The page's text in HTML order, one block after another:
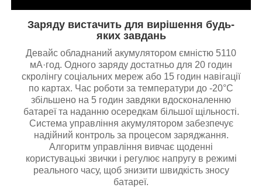
Заряду вистачить для вирішення будь-
яких завдань
Девайс обладнаний акумулятором ємністю 5110
мА·год. Одного заряду достатньо для 20 годин
скролінгу соціальних мереж або 15 годин навігації
по картах. Час роботи за температури до -20°C
збільшено на 5 годин завдяки вдосконаленню
батареї та наданню осередкам більшої щільності.
Система управління акумулятором забезпечує
надійний контроль за процесом заряджання.
Алгоритм управління вивчає щоденні
користувацькі звички і регулює напругу в режимі
реального часу, щоб знизити швидкість зносу
батареї.